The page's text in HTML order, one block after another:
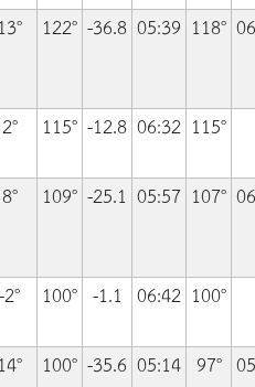
13° 122° -36.8 05:39 118°
2° 115° -12.8 06:32 115°
8° 109° -25.1 05:57 107°
-2° 100° -1.1 06:42 100°
14° 100° -35.6 05:14 97°